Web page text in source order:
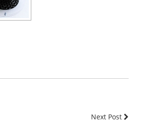
Next Post